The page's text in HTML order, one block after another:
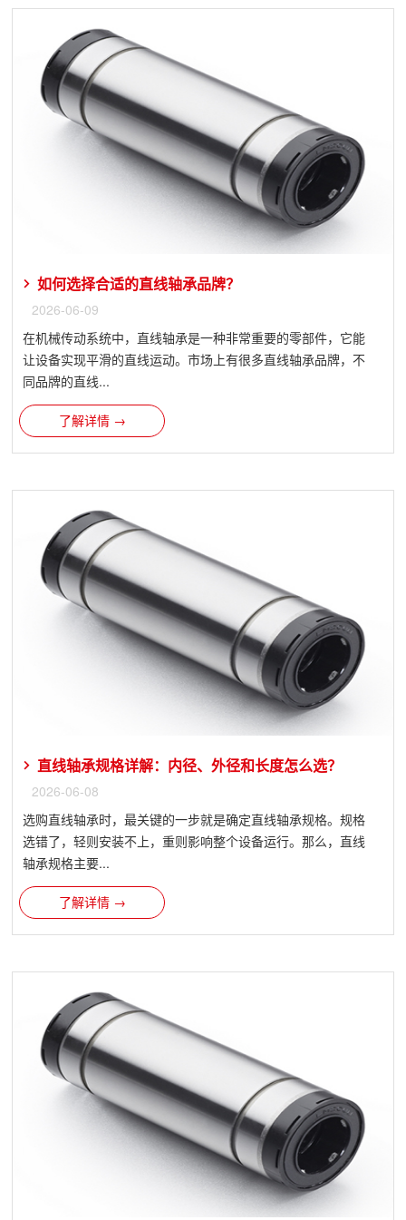
如何选择合适的直线轴承品牌？
2026-06-09
在机械传动系统中，直线轴承是一种非常重要的零部件，它能
让设备实现平滑的直线运动。市场上有很多直线轴承品牌，不
同品牌的直线...
了解详情 →
直线轴承规格详解：内径、外径和长度怎么选？
2026-06-08
选购直线轴承时，最关键的一步就是确定直线轴承规格。规格
选错了，轻则安装不上，重则影响整个设备运行。那么，直线
轴承规格主要...
了解详情 →